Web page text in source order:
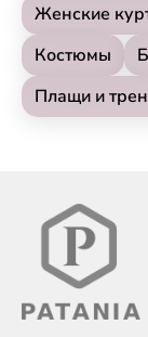
Женские
Костюмы
Плащи и